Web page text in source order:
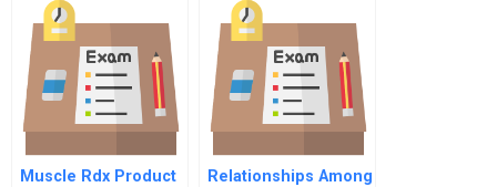
Negotiation
Muscle Rdx Product
Relationships Among